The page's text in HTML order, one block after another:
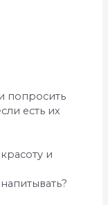
попросить
есть их
и